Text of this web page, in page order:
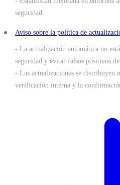
seguridad.
Aviso sobre la política de
- La actualización automática no
seguridad y evitar falsos positivos
- Las actualizaciones se distribuyen
verificación interna y la